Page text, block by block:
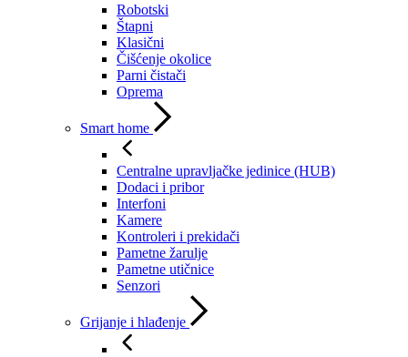
Robotski
Štapni
Klasični
Čišćenje okolice
Parni čistači
Oprema
Smart home
Centralne upravljačke jedinice (HUB)
Dodaci i pribor
Interfoni
Kamere
Kontroleri i prekidači
Pametne žarulje
Pametne utičnice
Senzori
Grijanje i hlađenje